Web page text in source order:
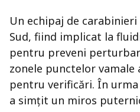
Un echipaj de
Sud, fiind implicat la
pentru preveni
zonele punctelor
pentru verificări. În
a simțit un miros